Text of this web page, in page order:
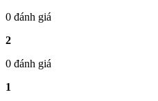
0 đánh giá
2
0 đánh giá
1